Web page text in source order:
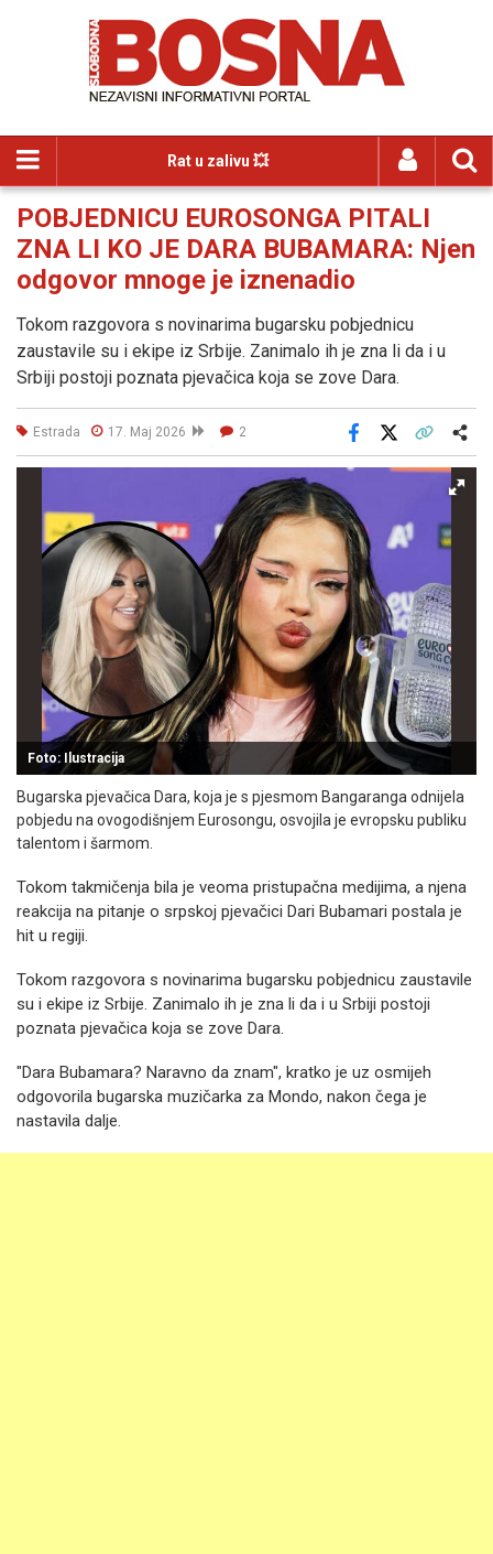
Rat u zalivu 💥
POBJEDNICU EUROSONGA PITALI
ZNA LI KO JE DARA BUBAMARA: Njen
odgovor mnoge je iznenadio
Tokom razgovora s novinarima bugarsku pobjednicu
zaustavile su i ekipe iz Srbije. Zanimalo ih je zna li da i u
Srbiji postoji poznata pjevačica koja se zove Dara.
Estrada 17. Maj 2026 2
Facebook
Foto: Ilustracija
Bugarska pjevačica Dara, koja je s pjesmom Bangaranga odnijela
pobjedu na ovogodišnjem Eurosongu, osvojila je evropsku publiku
talentom i šarmom.
Tokom takmičenja bila je veoma pristupačna medijima, a njena
reakcija na pitanje o srpskoj pjevačici Dari Bubamari postala je
hit u regiji.
Tokom razgovora s novinarima bugarsku pobjednicu zaustavile
su i ekipe iz Srbije. Zanimalo ih je zna li da i u Srbiji postoji
poznata pjevačica koja se zove Dara.
"Dara Bubamara? Naravno da znam", kratko je uz osmijeh
odgovorila bugarska muzičarka za Mondo, nakon čega je
nastavila dalje.